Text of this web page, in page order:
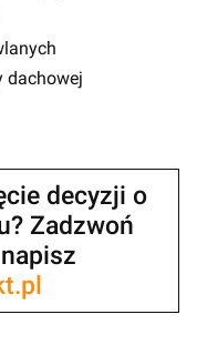
dachowej
decyzji o
Zadzwoń